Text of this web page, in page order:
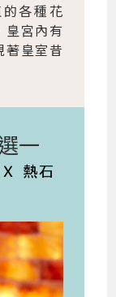
各種花
皇宮內有
著皇室昔
一
熱石